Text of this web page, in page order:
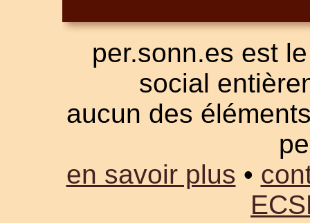
per.sonn.es est
social
aucun des
en savoir plus •